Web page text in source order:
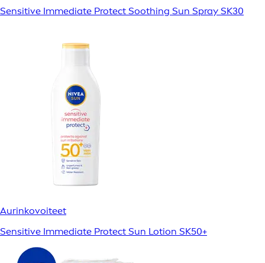
Sensitive Immediate Protect Soothing Sun Spray SK30
Aurinkovoiteet
Sensitive Immediate Protect Sun Lotion SK50+